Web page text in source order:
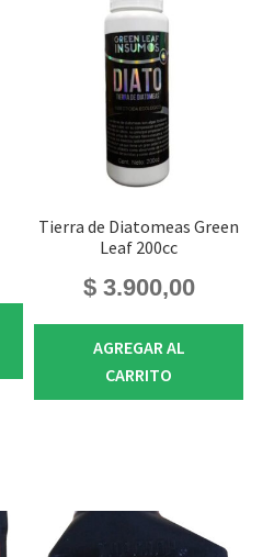
Tierra de Diatomeas Green
Leaf 200cc
$3.900,00
AGREGAR AL
CARRITO